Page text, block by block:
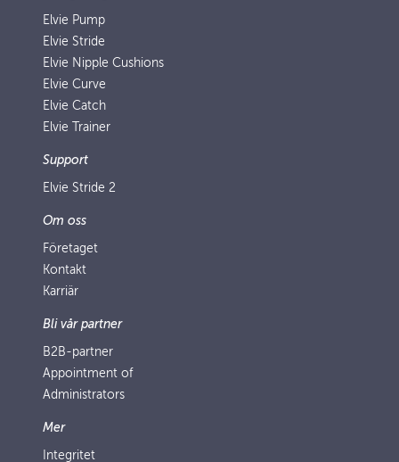
Elvie Pump
Elvie Stride
Elvie Nipple Cushions
Elvie Curve
Elvie Catch
Elvie Trainer
Support
Elvie Stride 2
Om oss
Företaget
Kontakt
Karriär
Bli vår partner
B2B-partner
Appointment of
Administrators
Mer
Integritet